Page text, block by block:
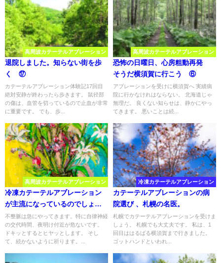
高周波カテーテルアブレーション
退院しました。知らない街を歩
く ⑰
カテーテルアブレーション体験記17回目
絶対安静が終わったら歩きます。 鼠径部
の傷は、血管を切っているので止血が非常
に重要です。 でも、歩...
高周波カテーテルアブレーション
恐怖の日曜日、心房粗動再発
そうだ横須賀に行こう ⑥
アブレーションを受けに横須賀へ 実績病
院に行かなけれはならない。 北海道じゃ
無理だ。 良くない知らせは、静かにやっ
てきます。 悪いことは続...
高周波カテーテルアブレーション
冷凍カテーテルアブレーション
が主流になっているのでしょう
か
不整脈は急にやってきます。特に自律神経
の交代時間、夜明け付近が危ないです。
ドキッとするとヒヤッとします。 そし
て、続かないように祈ります。...
冷凍カテーテルアブレーション
カテーテルアブレーションの病
院選び 、札幌の名医。
札幌でカテーテルアブレーションを受けま
しょう。 札幌でも大丈夫です。 私は、1
回目ははるばる横須賀まで行きました。
ゴットハンドといわれ...